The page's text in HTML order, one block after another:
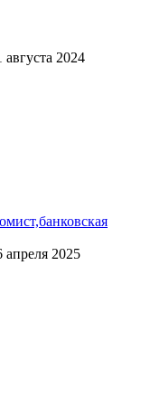
августа 2024
апреля 2025